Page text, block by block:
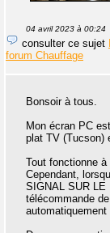
04 avril 2023 à 00:24
consulter ce sujet
forum Chauffage
Bonsoir à tous.
Mon écran PC
plat TV (Tucson)
Tout fonctionne à
Cependant,
SIGNAL SUR LE
télécommande
automatiquement